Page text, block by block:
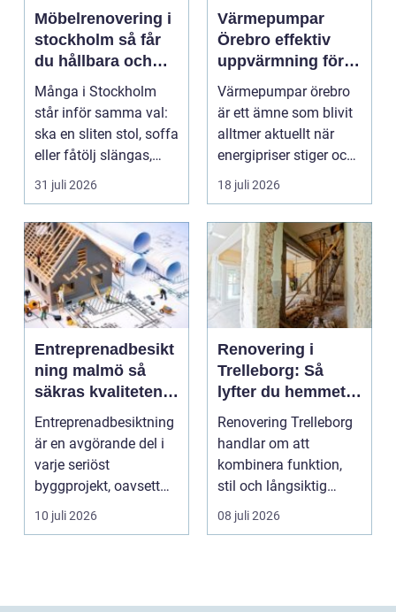
Möbelrenovering i
stockholm så får
du hållbara och
vackra möbler
Många i Stockholm
står inför samma val:
ska en sliten stol, soffa
eller fåtölj slängas,
säljas billi...
31 juli 2026
Värmepumpar
Örebro effektiv
uppvärmning för
hus och
fastigheter
Värmepumpar örebro
är ett ämne som blivit
alltmer aktuellt när
energipriser stiger och
fler vill sän...
18 juli 2026
Entreprenadbesikt
ning malmö så
säkras kvaliteten i
byggprojekt
Entreprenadbesiktning
är en avgörande del i
varje seriöst
byggprojekt, oavsett
om det handlar om en
10 juli 2026
Renovering i
Trelleborg: Så
lyfter du hemmet
på ett smart sätt
Renovering Trelleborg
handlar om att
kombinera funktion,
stil och långsiktig
ekonomi i samma p...
08 juli 2026